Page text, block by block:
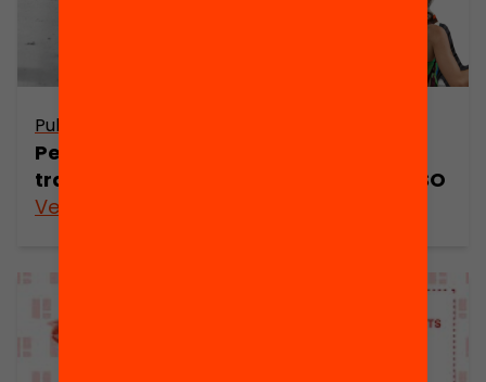
Publicació
Perduts pel camí: desigualtats en les
transicions educatives després de l’ESO
Veure’n més